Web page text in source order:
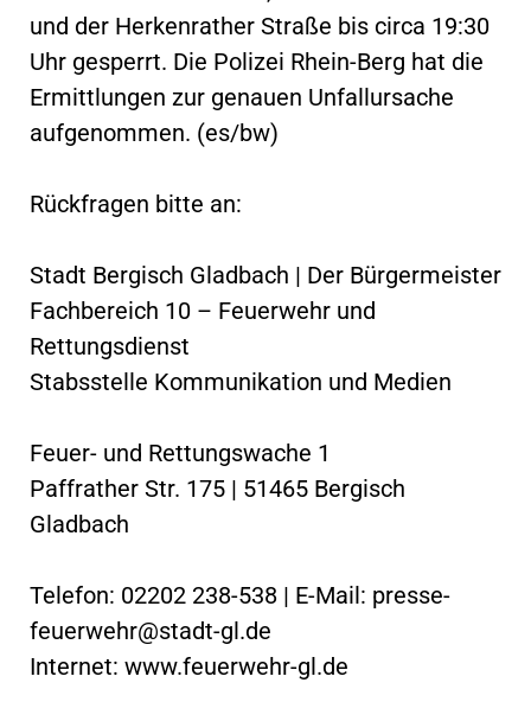
und der Herkenrather Straße bis circa 19:30
Uhr gesperrt. Die Polizei Rhein-Berg hat die
Ermittlungen zur genauen Unfallursache
aufgenommen. (es/bw)
Rückfragen bitte an:
Stadt Bergisch Gladbach | Der Bürgermeister
Fachbereich 10 – Feuerwehr und
Rettungsdienst
Stabsstelle Kommunikation und Medien
Feuer- und Rettungswache 1
Paffrather Str. 175 | 51465 Bergisch
Gladbach
Telefon: 02202 238-538 | E-Mail: presse-
feuerwehr@stadt-gl.de
Internet: www.feuerwehr-gl.de